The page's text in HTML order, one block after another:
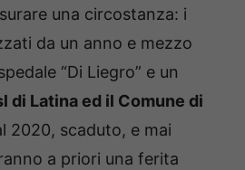
una circostanza: i
da un anno e mezzo
“Di Liegro” e un
di Latina ed il Comune di
2020, scaduto, e mai
a priori una ferita